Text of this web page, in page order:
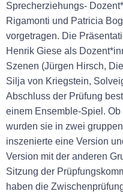
Sprecherziehungs-
Rigamonti und Patricia
vorgetragen. Die
Henrik Giese als
Szenen (Jürgen Hirsch,
Silja von Kriegstein,
Abschluss der Prüfung
einem Ensemble-Spiel.
wurden sie in zwei
inszenierte eine Version
Version mit der anderen
Sitzung der
haben die